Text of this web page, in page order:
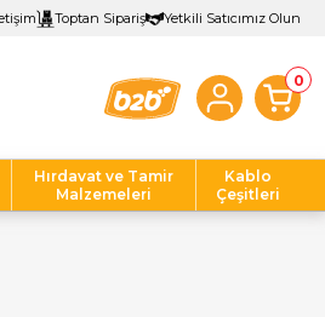
Toptan Sipariş Yetkili Satıcımız Olun
0
Hırdavat ve Tamir
Malzemeleri
Kablo
Çeşitleri